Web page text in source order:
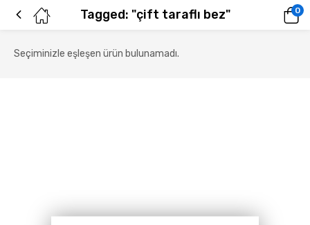
Tagged: "çift taraflı bez" 0
Seçiminizle eşleşen ürün bulunamadı.